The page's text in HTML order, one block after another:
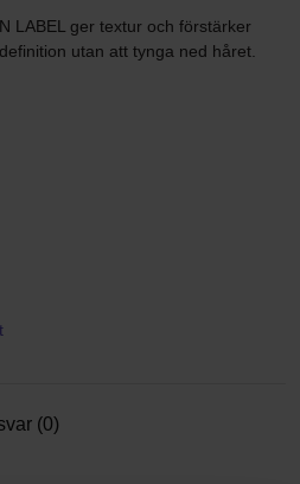
LABEL ger textur och förstärker
utan att tynga ned håret.
(0)